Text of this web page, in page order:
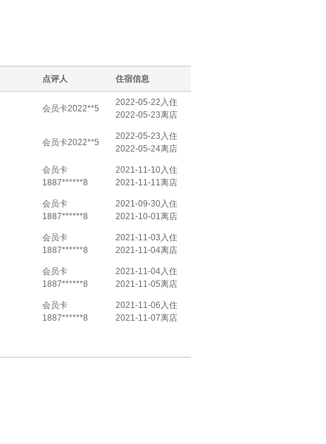
点评人 住宿信息
会员卡2022**5
2022-05-22入住
2022-05-23离店
会员卡2022**5
2022-05-23入住
2022-05-24离店
会员卡
1887******8
2021-11-10入住
2021-11-11离店
会员卡
1887******8
2021-09-30入住
2021-10-01离店
会员卡
1887******8
2021-11-03入住
2021-11-04离店
会员卡
1887******8
2021-11-04入住
2021-11-05离店
会员卡
1887******8
2021-11-06入住
2021-11-07离店